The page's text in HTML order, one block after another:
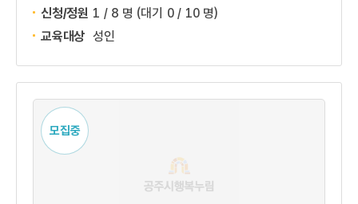
신청/정원 1 / 8 명 (대기 0 / 10 명)
교육대상 성인
모집중